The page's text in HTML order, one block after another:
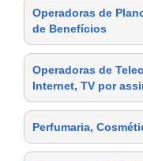
Operadoras de
de Benefícios
Operadoras de
Internet, TV por
Perfumaria,